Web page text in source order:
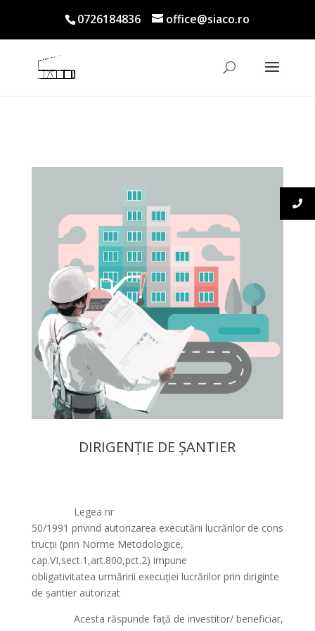
0726184836 office@siaco.ro
DIRIGENȚIE DE ȘANTIER
Legea nr
50/1991 privind autorizarea executării lucrărilor de cons
trucții (prin Norme Metodologice,
cap.VI,sect.1,art.800,pct.2) impune
obligativitatea urmăririi execuției lucrărilor prin diriginte
de șantier autorizat
Acesta răspunde față de investitor/ beneficiar,